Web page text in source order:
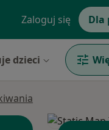
Zaloguj się Dla
dzieci